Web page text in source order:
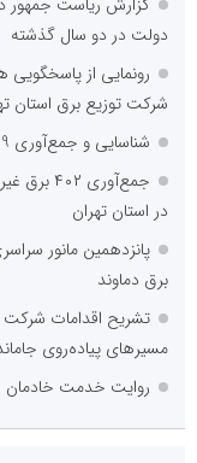
دولت در دو سال گذشته
شرکت توزیع برق استان
شناسایی و جمع‌آوری 699 ماینر غیرمجاز در استان تهران
در استان تهران
پانزدهمین مانور
برق دماوند
تشریح اقدامات شرکت
مسیرهای پیاده‌روی
روایت خدمت خادمان